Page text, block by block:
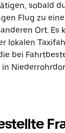
sobald
Flug zu
Ort. Es
lokalen
bei